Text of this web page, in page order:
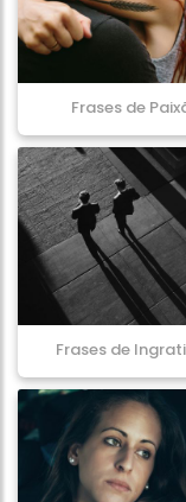
Frases de
Frases de